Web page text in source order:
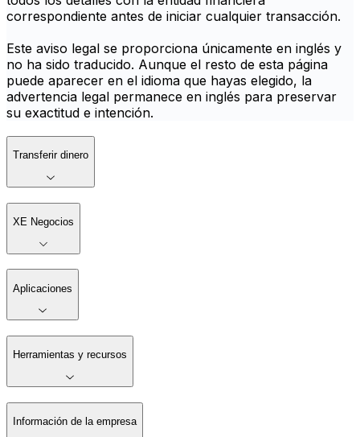
correspondiente antes de iniciar cualquier transacción.
Este aviso legal se proporciona únicamente en inglés y
no ha sido traducido. Aunque el resto de esta página
puede aparecer en el idioma que hayas elegido, la
advertencia legal permanece en inglés para preservar
su exactitud e intención.
Transferir dinero
XE Negocios
Aplicaciones
Herramientas y recursos
Información de la empresa